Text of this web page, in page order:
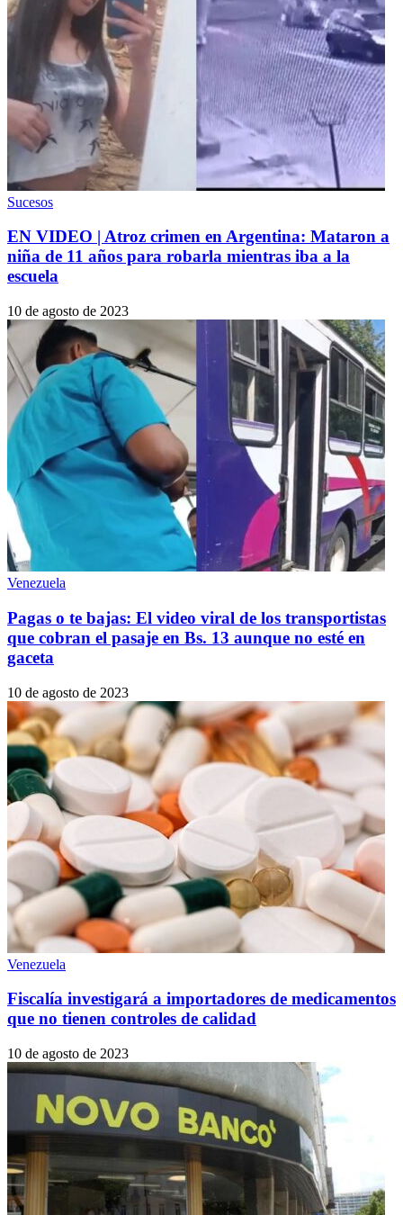
Sucesos
EN VIDEO | Atroz crimen en Argentina: Mataron a
niña de 11 años para robarla mientras iba a la
escuela
10 de agosto de 2023
Venezuela
Pagas o te bajas: El video viral de los transportistas
que cobran el pasaje en Bs. 13 aunque no esté en
gaceta
10 de agosto de 2023
Venezuela
Fiscalía investigará a importadores de medicamentos
que no tienen controles de calidad
10 de agosto de 2023